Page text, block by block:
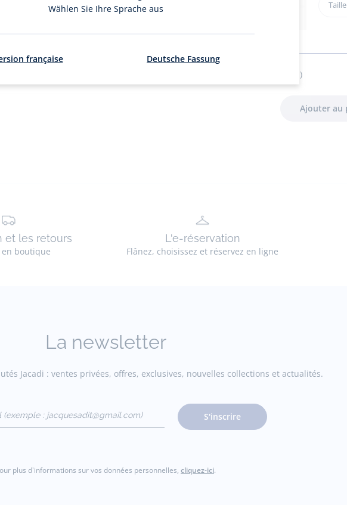
fille
Taille
article(s) sélectionné(s)
et les retours
boutique
L'e-réservation
Flânez, choisissez et réservez en ligne
La newsletter
Jacadi : ventes privées, offres, exclusives, nouvelles collections et actualités.
S'inscrire
plus d'informations sur vos données personnelles, cliquez-ici.
Wählen Sie Ihre Sprache aus
française Deutsche Fassung